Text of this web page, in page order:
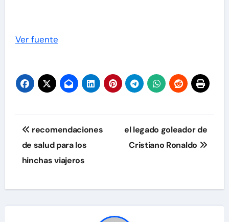
Ver fuente
Navegación
de
entradas
recomendaciones
de salud para los
hinchas viajeros
el legado goleador de
Cristiano Ronaldo